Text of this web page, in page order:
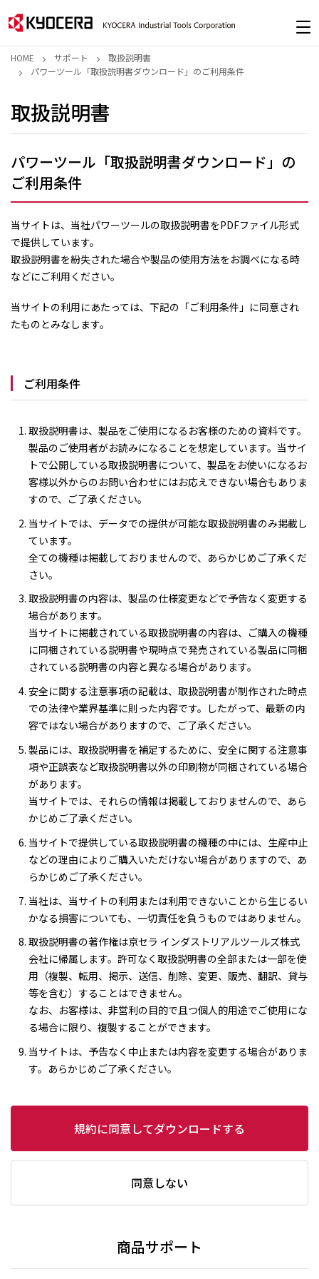
HOME サポート
取扱説明書
パワーツール「取扱説明書ダウンロード」のご利用条件
取扱説明書
パワーツール「取扱説明書ダウンロード」の
ご利用条件
当サイトは、当社パワーツールの取扱説明書をPDFファイル形式
で提供しています。
取扱説明書を紛失された場合や製品の使用方法をお調べになる時
などにご利用ください。
当サイトの利用にあたっては、下記の「ご利用条件」に同意され
たものとみなします。
ご利用条件
取扱説明書は、製品をご使用になるお客様のための資料です。
製品のご使用者がお読みになることを想定しています。当サイ
トで公開している取扱説明書について、製品をお使いになるお
客様以外からのお問い合わせにはお応えできない場合もありま
すので、ご了承ください。
当サイトでは、データでの提供が可能な取扱説明書のみ掲載し
ています。
全ての機種は掲載しておりませんので、あらかじめご了承くだ
さい。
取扱説明書の内容は、製品の仕様変更などで予告なく変更する
場合があります。
当サイトに掲載されている取扱説明書の内容は、ご購入の機種
に同梱されている説明書や現時点で発売されている製品に同梱
されている説明書の内容と異なる場合があります。
安全に関する注意事項の記載は、取扱説明書が制作された時点
での法律や業界基準に則った内容です。したがって、最新の内
容ではない場合がありますので、ご了承ください。
製品には、取扱説明書を補足するために、安全に関する注意事
項や正誤表など取扱説明書以外の印刷物が同梱されている場合
があります。
当サイトでは、それらの情報は掲載しておりませんので、あら
かじめご了承ください。
当サイトで提供している取扱説明書の機種の中には、生産中止
などの理由によりご購入いただけない場合がありますので、あ
らかじめご了承ください。
当社は、当サイトの利用または利用できないことから生じるい
かなる損害についても、一切責任を負うものではありません。
取扱説明書の著作権は京セラ インダストリアルツールズ株式
会社に帰属します。許可なく取扱説明書の全部または一部を使
用（複製、転用、掲示、送信、削除、変更、販売、翻訳、貸与
等を含む）することはできません。
なお、お客様は、非営利の目的で且つ個人的用途でご使用にな
る場合に限り、複製することができます。
当サイトは、予告なく中止または内容を変更する場合がありま
す。あらかじめご了承ください。
規約に同意してダウンロードする
同意しない
商品サポート